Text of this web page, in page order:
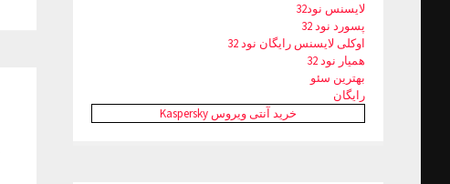
لایسنس نود32
پسورد نود 32
اوکلی لایسنس رایگان نود 32
همیار نود 32
بهترین سئو
رایگان
خرید آنتی ویروس Kaspersky